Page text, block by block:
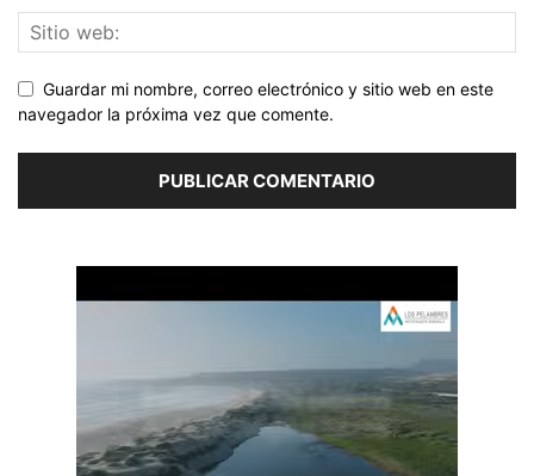
Guardar mi nombre, correo electrónico y sitio web en este
navegador la próxima vez que comente.